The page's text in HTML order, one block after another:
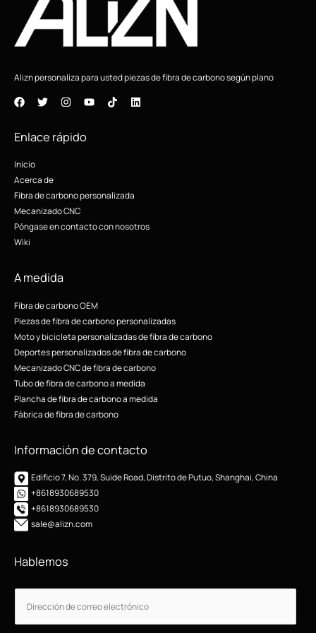
Alizn personaliza para usted piezas de fibra de carbono según plano
Enlace rápido
Inicio
Acerca de
Fibra de carbono personalizada
Mecanizado CNC
Póngase en contacto con nosotros
Wiki
A medida
Fibra de carbono OEM
Piezas de fibra de carbono personalizadas
Moto y bicicleta personalizadas de fibra de carbono
Deportes personalizados de fibra de carbono
Mecanizado CNC de fibra de carbono
Tubo de fibra de carbono a medida
Plancha de fibra de carbono a medida
Fábrica de fibra de carbono
Información de contacto
Edificio 7, No. 379, Suide Road, Distrito de Putuo, Shanghai, China
+8618930689530
+8618930689530
sale@alizn.com
Hablemos
C
r